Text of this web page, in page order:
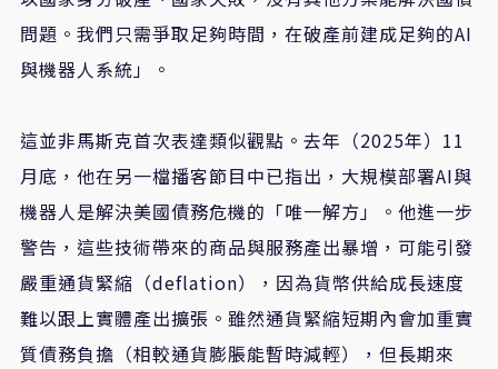
問題。我們只需爭取足夠時間，在破產前建成足夠的AI
與機器人系統」。
這並非馬斯克首次表達類似觀點。去年（2025年）11
月底，他在另一檔播客節目中已指出，大規模部署AI與
機器人是解決美國債務危機的「唯一解方」。他進一步
警告，這些技術帶來的商品與服務產出暴增，可能引發
嚴重通貨緊縮（deflation），因為貨幣供給成長速度
難以跟上實體產出擴張。雖然通貨緊縮短期內會加重實
質債務負擔（相較通貨膨脹能暫時減輕），但長期來